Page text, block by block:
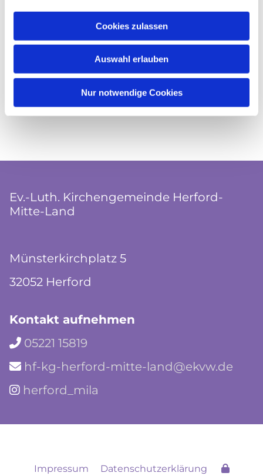
Cookies zulassen
Auswahl erlauben
Nur notwendige Cookies
Ev.-Luth. Kirchengemeinde Herford-
Mitte-Land
Münsterkirchplatz 5
32052 Herford
Kontakt aufnehmen
 05221 15819
 hf-kg-herford-mitte-land@ekvw.de
 herford_mila
Impressum Datenschutzerklärung